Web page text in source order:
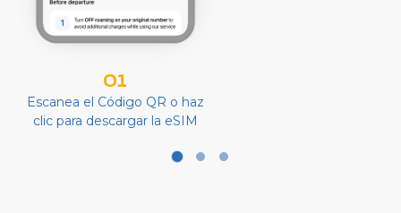
01
Escanea el Código QR o haz
clic para descargar la eSIM